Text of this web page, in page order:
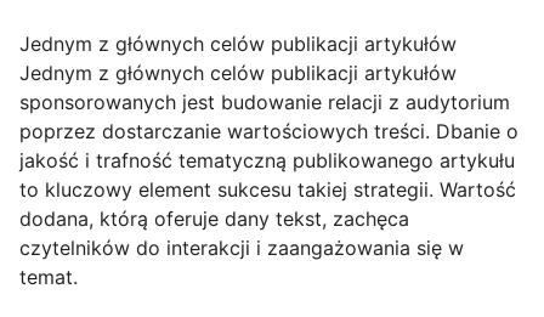
Jednym z głównych celów publikacji artykułów
Jednym z głównych celów publikacji artykułów
sponsorowanych jest budowanie relacji z audytorium
poprzez dostarczanie wartościowych treści. Dbanie o
jakość i trafność tematyczną publikowanego artykułu
to kluczowy element sukcesu takiej strategii. Wartość
dodana, którą oferuje dany tekst, zachęca
czytelników do interakcji i zaangażowania się w
temat.